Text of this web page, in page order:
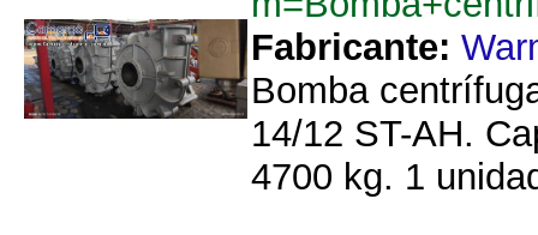
Fabricante:
Bomba
14/12 ST-AH.
4700 kg. 1